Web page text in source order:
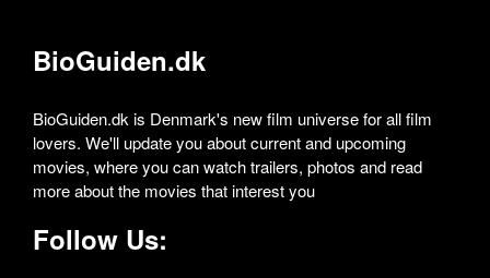
BioGuiden.dk
BioGuiden.dk is Denmark's new film universe for all film
lovers. We'll update you about current and upcoming
movies, where you can watch trailers, photos and read
more about the movies that interest you
Follow Us: